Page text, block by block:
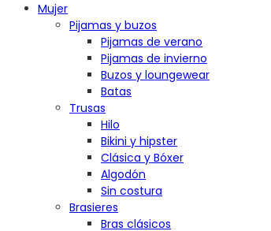
Mujer
Pijamas y buzos
Pijamas de verano
Pijamas de invierno
Buzos y loungewear
Batas
Trusas
Hilo
Bikini y hipster
Clásica y Bóxer
Algodón
Sin costura
Brasieres
Bras clásicos